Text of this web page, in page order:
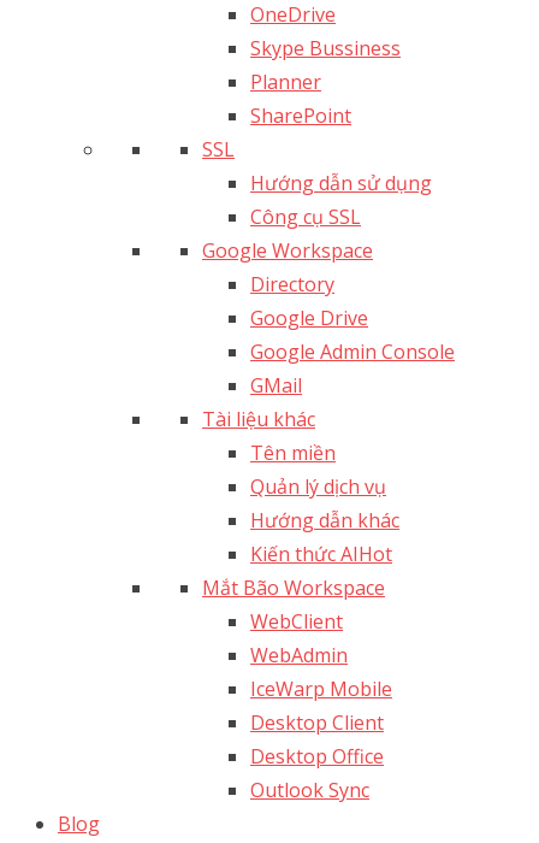
OneDrive
Skype Bussiness
Planner
SharePoint
SSL
Hướng dẫn sử dụng
Công cụ SSL
Google Workspace
Directory
Google Drive
Google Admin Console
GMail
Tài liệu khác
Tên miền
Quản lý dịch vụ
Hướng dẫn khác
Kiến thức AIHot
Mắt Bão Workspace
WebClient
WebAdmin
IceWarp Mobile
Desktop Client
Desktop Office
Outlook Sync
Blog